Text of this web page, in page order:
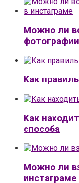
Можно ли
Как
Как
способа
Можно ли
инстаграме